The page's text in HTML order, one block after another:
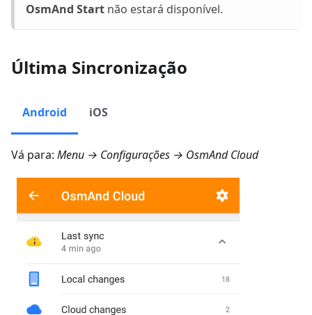
OsmAnd Start não estará disponível.
Última Sincronização
Android iOS
Vá para: Menu → Configurações → OsmAnd Cloud